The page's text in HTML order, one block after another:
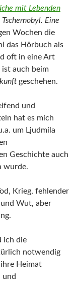
mit Lebenden
Tschernobyl. Eine
Wochen die
das Hörbuch als
oft in eine Art
ist auch beim
geschehen.
und
hat es mich
um Ljudmila
Geschichte auch
wurde.
Krieg, fehlender
Wut, aber
ich die
notwendig
Heimat
und